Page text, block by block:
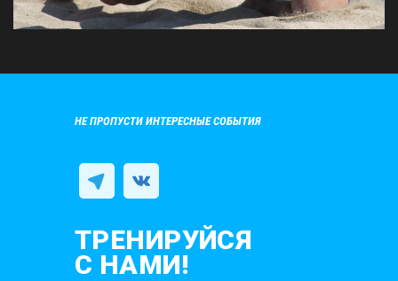
НЕ ПРОПУСТИ ИНТЕРЕСНЫЕ СОБЫТИЯ
ТРЕНИРУЙСЯ
С НАМИ!